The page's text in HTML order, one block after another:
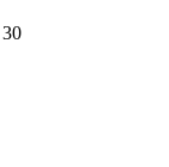
30